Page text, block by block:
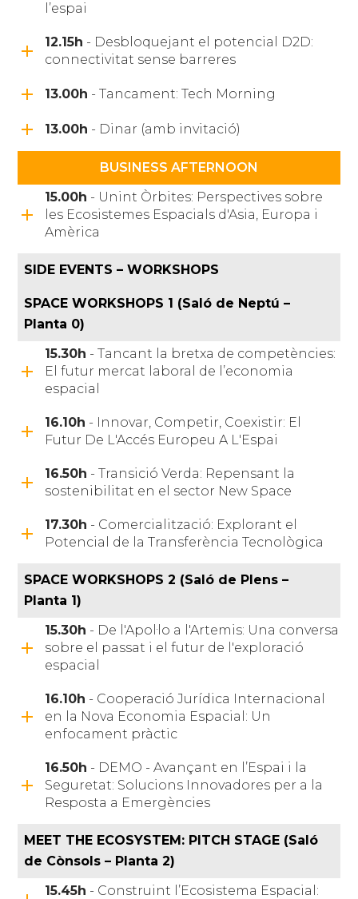
l’espai
12.15h - Desbloquejant el potencial D2D:
connectivitat sense barreres
13.00h - Tancament: Tech Morning
13.00h - Dinar (amb invitació)
BUSINESS AFTERNOON
15.00h - Unint Òrbites: Perspectives sobre
les Ecosistemes Espacials d'Asia, Europa i
Amèrica
SIDE EVENTS – WORKSHOPS
SPACE WORKSHOPS 1 (Saló de Neptú –
Planta 0)
15.30h - Tancant la bretxa de competències:
El futur mercat laboral de l’economia
espacial
16.10h - Innovar, Competir, Coexistir: El
Futur De L'Accés Europeu A L'Espai
16.50h - Transició Verda: Repensant la
sostenibilitat en el sector New Space
17.30h - Comercialització: Explorant el
Potencial de la Transferència Tecnològica
SPACE WORKSHOPS 2 (Saló de Plens –
Planta 1)
15.30h - De l'Apol·lo a l'Artemis: Una conversa
sobre el passat i el futur de l'exploració
espacial
16.10h - Cooperació Jurídica Internacional
en la Nova Economia Espacial: Un
enfocament pràctic
16.50h - DEMO - Avançant en l’Espai i la
Seguretat: Solucions Innovadores per a la
Resposta a Emergències
MEET THE ECOSYSTEM: PITCH STAGE (Saló
de Cònsols – Planta 2)
15.45h - Construint l’Ecosistema Espacial: